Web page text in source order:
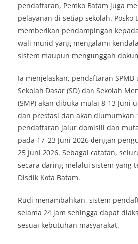
pendaftaran, Pemko Batam juga
pelayanan di setiap sekolah. Posko
memberikan pendampingan
wali murid yang mengalami
sistem maupun mengunggah
Ia menjelaskan, pendaftaran
Sekolah Dasar (SD) dan Sekolah
(SMP) akan dibuka mulai 8-13 Juni
dan prestasi dan akan diumumkan
pendaftaran jalur domisili dan
pada 17–23 Juni 2026 dengan
25 Juni 2026. Sebagai catatan,
secara daring melalui sistem yang
Disdik Kota Batam.
Rudi menambahkan, sistem
selama 24 jam sehingga dapat
sesuai kebutuhan masyarakat.